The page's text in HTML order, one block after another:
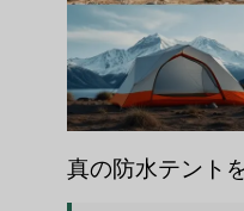
真の防水テント